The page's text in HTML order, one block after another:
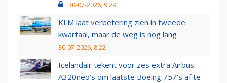
30-07-2026, 9:29
KLM laat verbetering zien in tweede
kwartaal, maar de weg is nog lang
30-07-2026, 8:22
Icelandair tekent voor zes extra Airbus
A320neo's om laatste Boeing 757's af te